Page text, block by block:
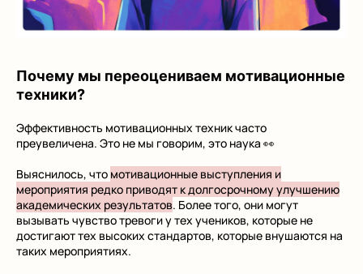
Почему мы переоцениваем мотивационные
техники?
Эффективность мотивационных техник часто
преувеличена. Это не мы говорим, это наука 👀
Выяснилось, что мотивационные выступления и
мероприятия редко приводят к долгосрочному улучшению
академических результатов. Более того, они могут
вызывать чувство тревоги у тех учеников, которые не
достигают тех высоких стандартов, которые внушаются на
таких мероприятиях.